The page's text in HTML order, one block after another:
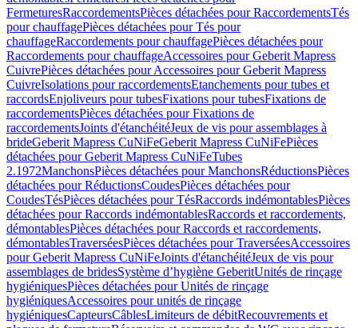
FermeturesRaccordementsPièces détachées pour RaccordementsTés
pour chauffagePièces détachées pour Tés pour
chauffageRaccordements pour chauffagePièces détachées pour
Raccordements pour chauffageAccessoires pour Geberit Mapress
CuivrePièces détachées pour Accessoires pour Geberit Mapress
CuivreIsolations pour raccordementsEtanchements pour tubes et
raccordsEnjoliveurs pour tubesFixations pour tubesFixations de
raccordementsPièces détachées pour Fixations de
raccordementsJoints d'étanchéitéJeux de vis pour assemblages à
brideGeberit Mapress CuNiFeGeberit Mapress CuNiFePièces
détachées pour Geberit Mapress CuNiFeTubes
2.1972ManchonsPièces détachées pour ManchonsRéductionsPièces
détachées pour RéductionsCoudesPièces détachées pour
CoudesTésPièces détachées pour TésRaccords indémontablesPièces
détachées pour Raccords indémontablesRaccords et raccordements,
démontablesPièces détachées pour Raccords et raccordements,
démontablesTraverséesPièces détachées pour TraverséesAccessoires
pour Geberit Mapress CuNiFeJoints d'étanchéitéJeux de vis pour
assemblages de bridesSystème d’hygiène GeberitUnités de rinçage
hygiéniquesPièces détachées pour Unités de rinçage
hygiéniquesAccessoires pour unités de rinçage
hygiéniquesCapteursCâblesLimiteurs de débitRecouvrements et